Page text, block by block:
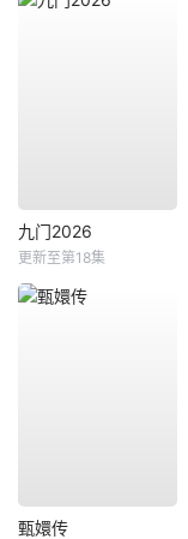
九门2026
更新至第18集
甄嬛传